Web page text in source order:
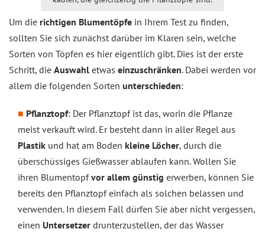
Um die richtigen Blumentöpfe in Ihrem Test zu finden,
sollten Sie sich zunächst darüber im Klaren sein, welche
Sorten von Töpfen es hier eigentlich gibt. Dies ist der erste
Schritt, die Auswahl etwas einzuschränken. Dabei werden vor
allem die folgenden Sorten unterschieden:
Pflanztopf: Der Pflanztopf ist das, worin die Pflanze
meist verkauft wird. Er besteht dann in aller Regel aus
Plastik und hat am Boden kleine Löcher, durch die
überschüssiges Gießwasser ablaufen kann. Wollen Sie
ihren Blumentopfvor allem günstig erwerben, können Sie
bereits den Pflanztopf einfach als solchen belassen und
verwenden. In diesem Fall dürfen Sie aber nicht vergessen,
einen Untersetzer drunterzustellen, der das Wasser